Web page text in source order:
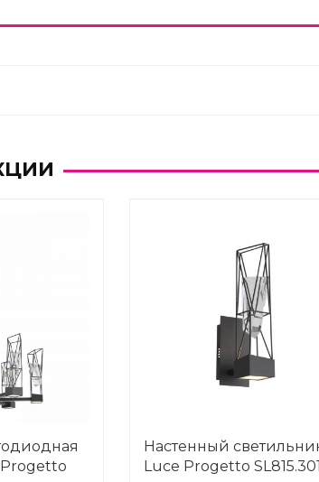
Progetto
Настенный
Luce Progetto